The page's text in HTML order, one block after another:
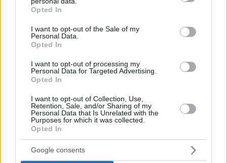
grant or deny consent to Google and its third-party tags to
use your data for below specified purposes in below Google
consent section.
Opted In
I want to opt-out of the Sale of my
Personal Data.
Opted In
I want to opt-out of processing my
Personal Data for Targeted Advertising.
Opted In
I want to opt-out of Collection, Use,
Retention, Sale, and/or Sharing of my
Personal Data that Is Unrelated with the
Purposes for which it was collected.
Opted In
Google consents
Reuters: H Τρόικα δεν επιστρέφει την επόμενη εβδομάδα -
Στον αέρα η επόμενη δόση
29.11.2013, 18:50
ΡΟΗ ΕΙΔΗΣΕΩΝ
Ειδήσεις
πριν 6 λεπτά